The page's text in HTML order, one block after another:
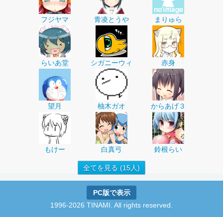
フジヤマ 青凌とうや まりゅら
らいあ堂 シガニーウィ 赤身
望月 柚木ガオ からあげ３
もけー 白真弓 鈴根らい
全てを見る (15人)
PC版で表示
1996-2026 TINAMI. All rights reserved.